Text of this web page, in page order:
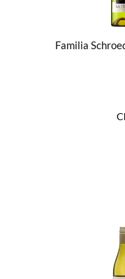
Familia